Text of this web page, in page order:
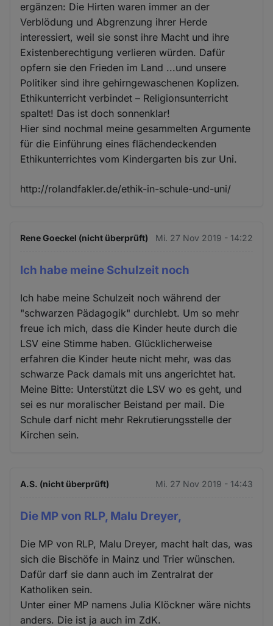
ergänzen: Die Hirten waren immer an der
Verblödung und Abgrenzung ihrer Herde
interessiert, weil sie sonst ihre Macht und ihre
Existenberechtigung verlieren würden. Dafür
opfern sie den Frieden im Land ...und unsere
Politiker sind ihre gehirngewaschenen Koplizen.
Ethikunterricht verbindet – Religionsunterricht
spaltet! Das ist doch sonnenklar!
Hier sind nochmal meine gesammelten Argumente
für die Einführung eines flächendeckenden
Ethikunterrichtes vom Kindergarten bis zur Uni.
http://rolandfakler.de/ethik-in-schule-und-uni/
Rene Goeckel (nicht überprüft) Mi. 27 Nov 2019 - 14:22
Ich habe meine Schulzeit noch
Ich habe meine Schulzeit noch während der
"schwarzen Pädagogik" durchlebt. Um so mehr
freue ich mich, dass die Kinder heute durch die
LSV eine Stimme haben. Glücklicherweise
erfahren die Kinder heute nicht mehr, was das
schwarze Pack damals mit uns angerichtet hat.
Meine Bitte: Unterstützt die LSV wo es geht, und
sei es nur moralischer Beistand per mail. Die
Schule darf nicht mehr Rekrutierungsstelle der
Kirchen sein.
A.S. (nicht überprüft) Mi. 27 Nov 2019 - 14:43
Die MP von RLP, Malu Dreyer,
Die MP von RLP, Malu Dreyer, macht halt das, was
sich die Bischöfe in Mainz und Trier wünschen.
Dafür darf sie dann auch im Zentralrat der
Katholiken sein.
Unter einer MP namens Julia Klöckner wäre nichts
anders. Die ist ja auch im ZdK.